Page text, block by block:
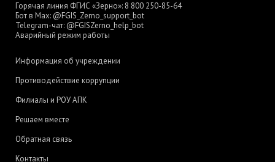
Горячая линия ФГИС «Зерно»: 8 800 250-85-64
Бот в Max: @FGIS_Zerno_support_bot
Telegram-чат: @FGISZerno_help_bot
Аварийный режим работы
Информация об учреждении
Противодействие коррупции
Филиалы и РОУ АПК
Решаем вместе
Обратная связь
Контакты